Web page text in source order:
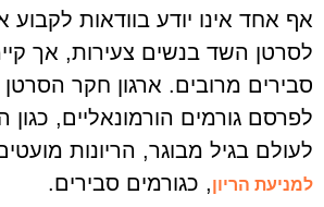
אף אחד אינו יודע בוודאות לקבוע
לסרטן השד בנשים צעירות, אך
סבירים מרובים. ארגון חקר
לפרסם גורמים הורמונאליים, כגון
לעולם בגיל מבוגר, הריונות
למניעת הריון, כגורמים סבירים.